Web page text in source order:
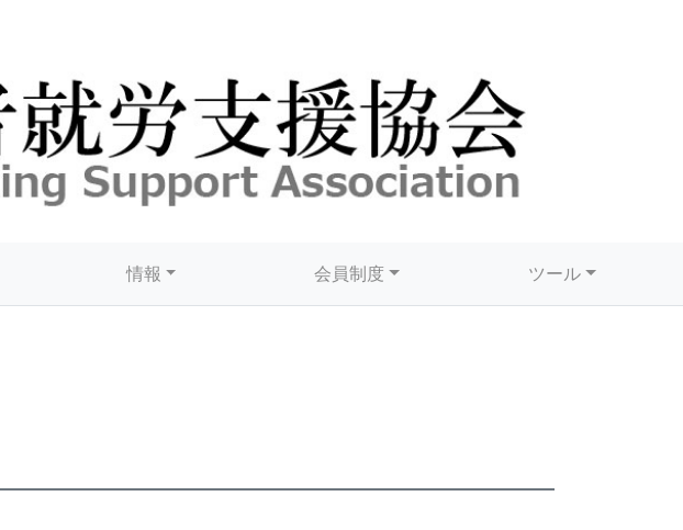
情報 会員制度 ツール